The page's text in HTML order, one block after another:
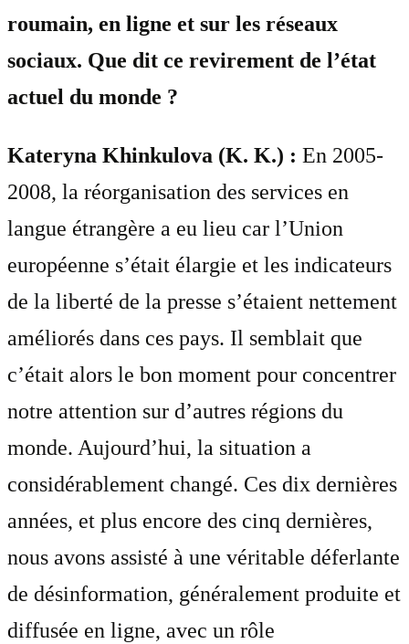
roumain, en ligne et sur les réseaux
sociaux. Que dit ce revirement de l’état
actuel du monde ?
Kateryna Khinkulova (K. K.) : En 2005-
2008, la réorganisation des services en
langue étrangère a eu lieu car l’Union
européenne s’était élargie et les indicateurs
de la liberté de la presse s’étaient nettement
améliorés dans ces pays. Il semblait que
c’était alors le bon moment pour concentrer
notre attention sur d’autres régions du
monde. Aujourd’hui, la situation a
considérablement changé. Ces dix dernières
années, et plus encore des cinq dernières,
nous avons assisté à une véritable déferlante
de désinformation, généralement produite et
diffusée en ligne, avec un rôle